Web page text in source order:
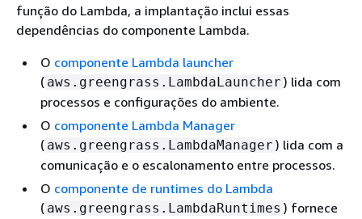
função do Lambda, a implantação inclui essas
dependências do componente Lambda.
O componente Lambda launcher
( aws.greengrass.LambdaLauncher ) lida com
processos e configurações do ambiente.
O componente Lambda Manager
( aws.greengrass.LambdaManager ) lida com a
comunicação e o escalonamento entre processos.
O componente de runtimes do Lambda
( aws.greengrass.LambdaRuntimes ) fornece